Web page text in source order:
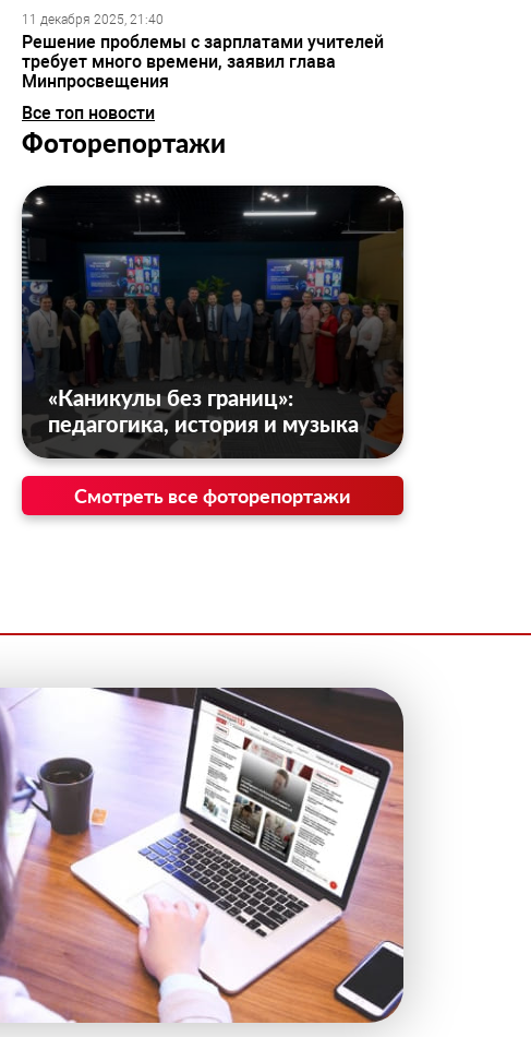
11 декабря 2025, 21:40
Решение проблемы с зарплатами учителей
требует много времени, заявил глава
Минпросвещения
Все топ новости
Фоторепортажи
«Каникулы без границ»:
педагогика, история и музыка
Смотреть все фоторепортажи